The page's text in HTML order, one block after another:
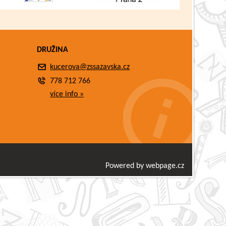
DRUŽINA
kucerova@zssazavska.cz
778 712 766
více info »
Powered by webpage.cz